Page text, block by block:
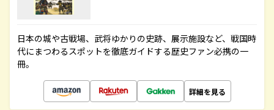
日本の城や古戦場、武将ゆかりの史跡、展示施設など、戦国時
代にまつわるスポットを徹底ガイドする歴史ファン必携の一
冊。
詳細を見る